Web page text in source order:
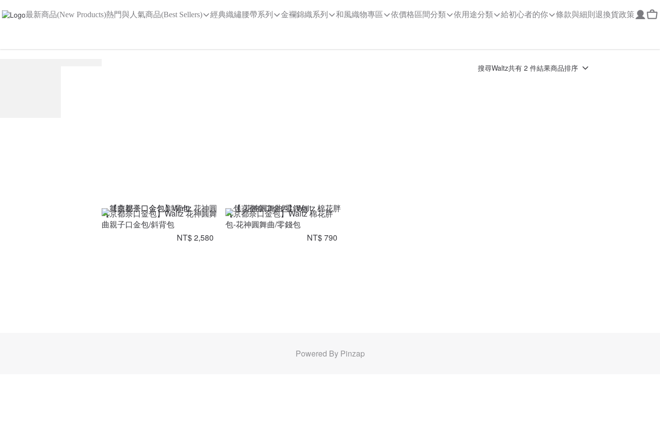
最新商品(New Products)熱門與人氣商品(Best Sellers) 經典織繡腰帶系列 金襴錦織系列 和風織物專區 依價格區間分類 依用途分類 給初心者的你 條款與細則 退換貨政策
搜尋Waltz共有 2 件結果商品排序
【京都奈口金包】Waltz 花神圓舞
曲親子口金包/斜背包
NT$ 2,580
【京都奈口金包】Waltz 棉花胖
包-花神圓舞曲/零錢包
NT$ 790
Powered By Pinzap